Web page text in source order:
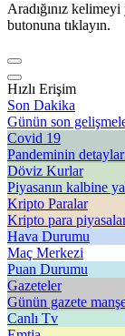
Aradığınız
butonuna tıklayın.
Hızlı Erişim
Son Dakika
Günün son
Covid 19
Pandeminin
Döviz Kurlar
Piyasanın kalbine
Kripto Paralar
Kripto para
Hava Durumu
Maç Merkezi
Puan Durumu
Gazeteler
Günün gazete
Canlı Tv